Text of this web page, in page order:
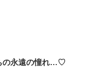
の永遠の憧れ…♡